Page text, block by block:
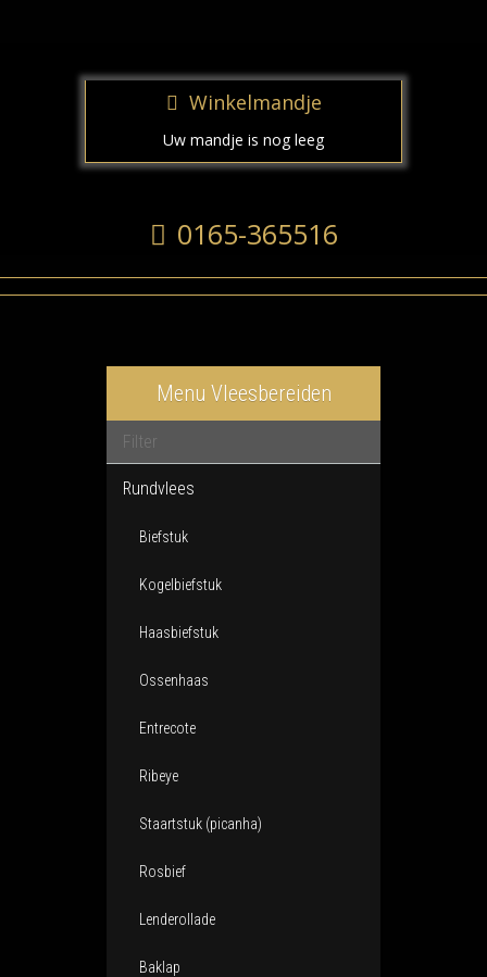
Winkelmandje
Uw mandje is nog leeg
0165-365516
Menu Vleesbereiden
Rundvlees
Biefstuk
Kogelbiefstuk
Haasbiefstuk
Ossenhaas
Entrecote
Ribeye
Staartstuk (picanha)
Rosbief
Lenderollade
Baklap